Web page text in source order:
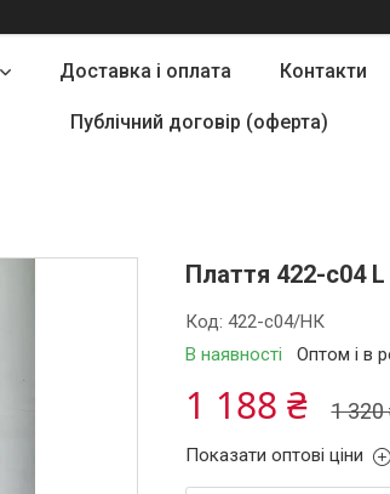
Доставка і оплата Контакти
Публічний договір (оферта)
Плаття 422-с04
В наявності Оптом і в
Код:422-c04/НК
1 320
1 188 ₴
Показати оптові ціни